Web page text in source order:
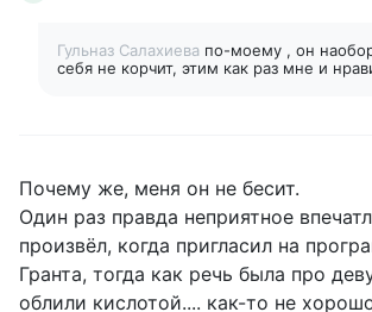
Гульназ Салахиева по-моему , он
себя не корчит, этим как раз мне и
Почему же, меня он не бесит.
Один раз правда неприятное
произвёл, когда пригласил на
Гранта, тогда как речь была про
облили кислотой.... как-то не